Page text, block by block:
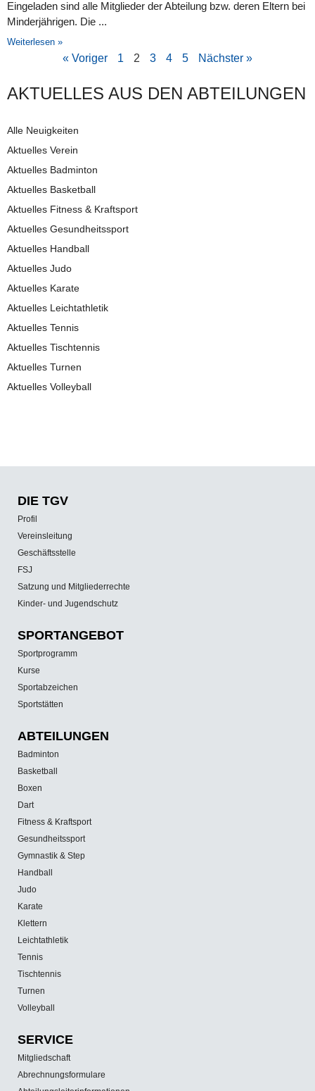
AKTUELLES AUS DEN AB­TEI­LUNG­EN
Alle Neuigkeiten
Aktuelles Verein
Aktuelles Badminton
Aktuelles Basketball
Aktuelles Fitness & Kraftsport
Aktuelles Gesundheitssport
Aktuelles Handball
Aktuelles Judo
Aktuelles Karate
Aktuelles Leichtathletik
Aktuelles Tennis
Aktuelles Tischtennis
Aktuelles Turnen
Aktuelles Volleyball
Eingeladen sind alle Mitglieder der Abteilung bzw. deren Eltern bei
Minderjährigen. Die
Weiterlesen »
« Voriger 1 2 3 4 5 Nächster »
DIE TGV
Profil
Vereinsleitung
Geschäftsstelle
FSJ
Satzung und Mitgliederrechte
Kinder- und Jugendschutz
SPORT­ANGEBOT
Sportprogramm
Kurse
Sportabzeichen
Sportstätten
ABTEILUNGEN
Badminton
Basketball
Boxen
Dart
Fitness & Kraftsport
Gesundheitssport
Gymnastik & Step
Handball
Judo
Karate
Klettern
Leichtathletik
Tennis
Tischtennis
Turnen
Volleyball
SERVICE
Mitgliedschaft
Abrechnungsformulare